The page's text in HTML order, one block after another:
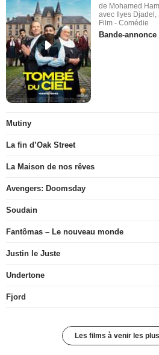
de Mohamed
avec Ilyes Djadel,
Film - Comédie
Bande-annonce
Mutiny
La fin d’Oak Street
La Maison de nos rêves
Avengers: Doomsday
Soudain
Fantômas – Le nouveau monde
Justin le Juste
Undertone
Fjord
Les films à venir les